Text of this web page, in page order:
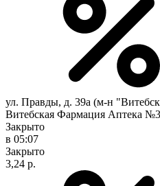
ул. Правды, д. 39а (м-н
Витебская Фармация Аптека
Закрыто
в 05:07
Закрыто
3,24 р.